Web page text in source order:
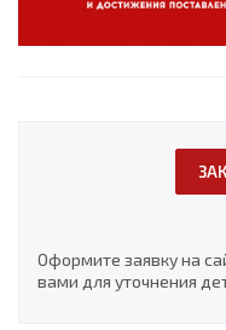
Оформите заявку на
вами для уточнения